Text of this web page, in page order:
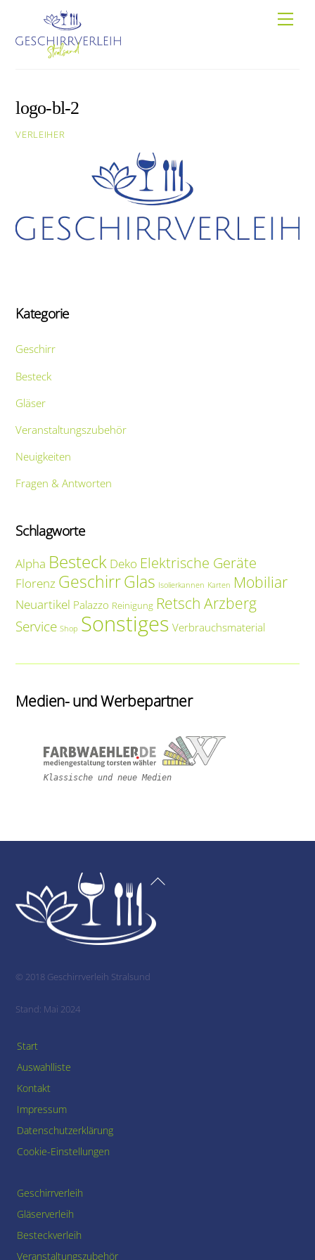
content
logo-bl-2
VERLEIHER
Kategorie
Geschirr
Besteck
Gläser
Veranstaltungszubehör
Neuigkeiten
Fragen & Antworten
Schlagworte
Alpha Besteck Deko Elektrische Geräte
Florenz GeschirrGlas Isolierkannen Karten Mobiliar
Neuartikel Palazzo Reinigung Retsch Arzberg
Service Shop Sonstiges Verbrauchsmaterial
Medien- und Werbepartner
Klassische und neue Medien
Back
© 2018 Geschirrverleih Stralsund
Stand: Mai 2024
Start
Auswahlliste
Kontakt
Impressum
Datenschutzerklärung
Cookie-Einstellungen
Geschirrverleih
Gläserverleih
Besteckverleih
Veranstaltungszubehör